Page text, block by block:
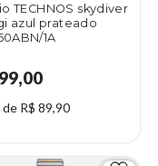
TECHNOS skydiver
azul prateado
1A
R$ 89,90